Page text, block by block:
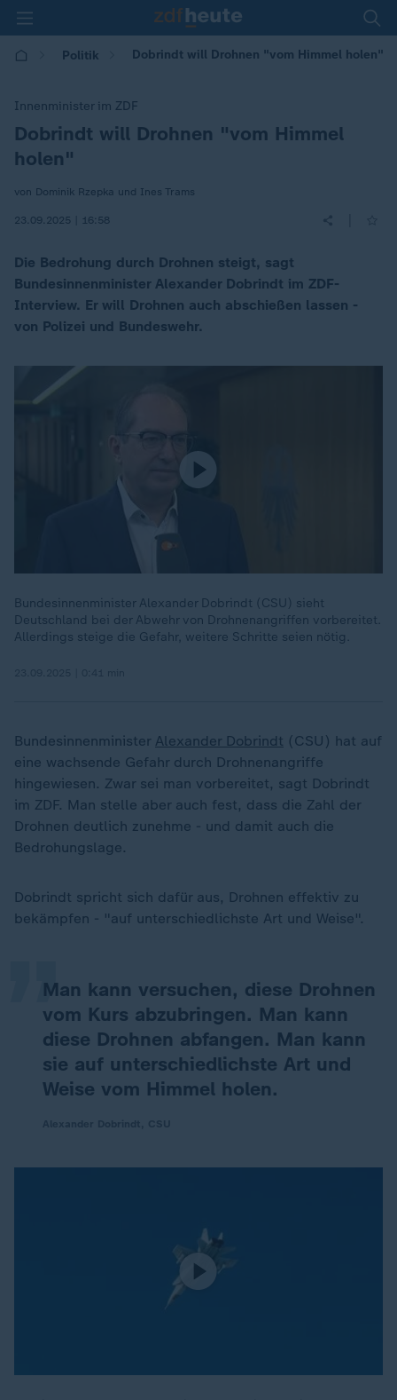
Politik Dobrindt will Drohnen "vom Himmel holen"
Innenminister im ZDF
:Dobrindt will Drohnen "vom Himmel
holen"
von Dominik Rzepka und Ines Trams
23.09.2025 | 16:58
Die Bedrohung durch Drohnen steigt, sagt
Bundesinnenminister Alexander Dobrindt im ZDF-
Interview. Er will Drohnen auch abschießen lassen -
von Polizei und Bundeswehr.
Bundesinnenminister Alexander Dobrindt (CSU) sieht
Deutschland bei der Abwehr von Drohnenangriffen vorbereitet.
Allerdings steige die Gefahr, weitere Schritte seien nötig.
Bundesinnenminister Alexander Dobrindt (CSU) hat auf
eine wachsende Gefahr durch Drohnenangriffe
hingewiesen. Zwar sei man vorbereitet, sagt Dobrindt
im ZDF. Man stelle aber auch fest, dass die Zahl der
Drohnen deutlich zunehme - und damit auch die
Bedrohungslage.
Dobrindt spricht sich dafür aus, Drohnen effektiv zu
bekämpfen - "auf unterschiedlichste Art und Weise".
Man kann versuchen, diese Drohnen
vom Kurs abzubringen. Man kann
diese Drohnen abfangen. Man kann
sie auf unterschiedlichste Art und
Weise vom Himmel holen.
„